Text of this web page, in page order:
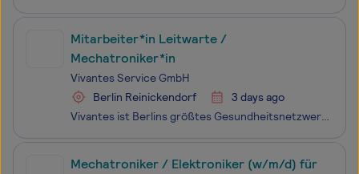
Mitarbeiter*in Leitwarte /
Mechatroniker*in
Vivantes Service GmbH
Berlin Reinickendorf
3 days ago
Vivantes ist Berlins größtes Gesundheitsnetzwerk – gemeinsam verbunden in der Arbeit mit und an den Menschen. In über 100 Fachkliniken, Instituten und Pflegeeinrichtungen stellen wir die erstklassige medizinische und pflegerische Versorgung für einen großen Teil der Berliner*innen sicher. Wie Berlin
Mechatroniker / Elektroniker (w/m/d) für